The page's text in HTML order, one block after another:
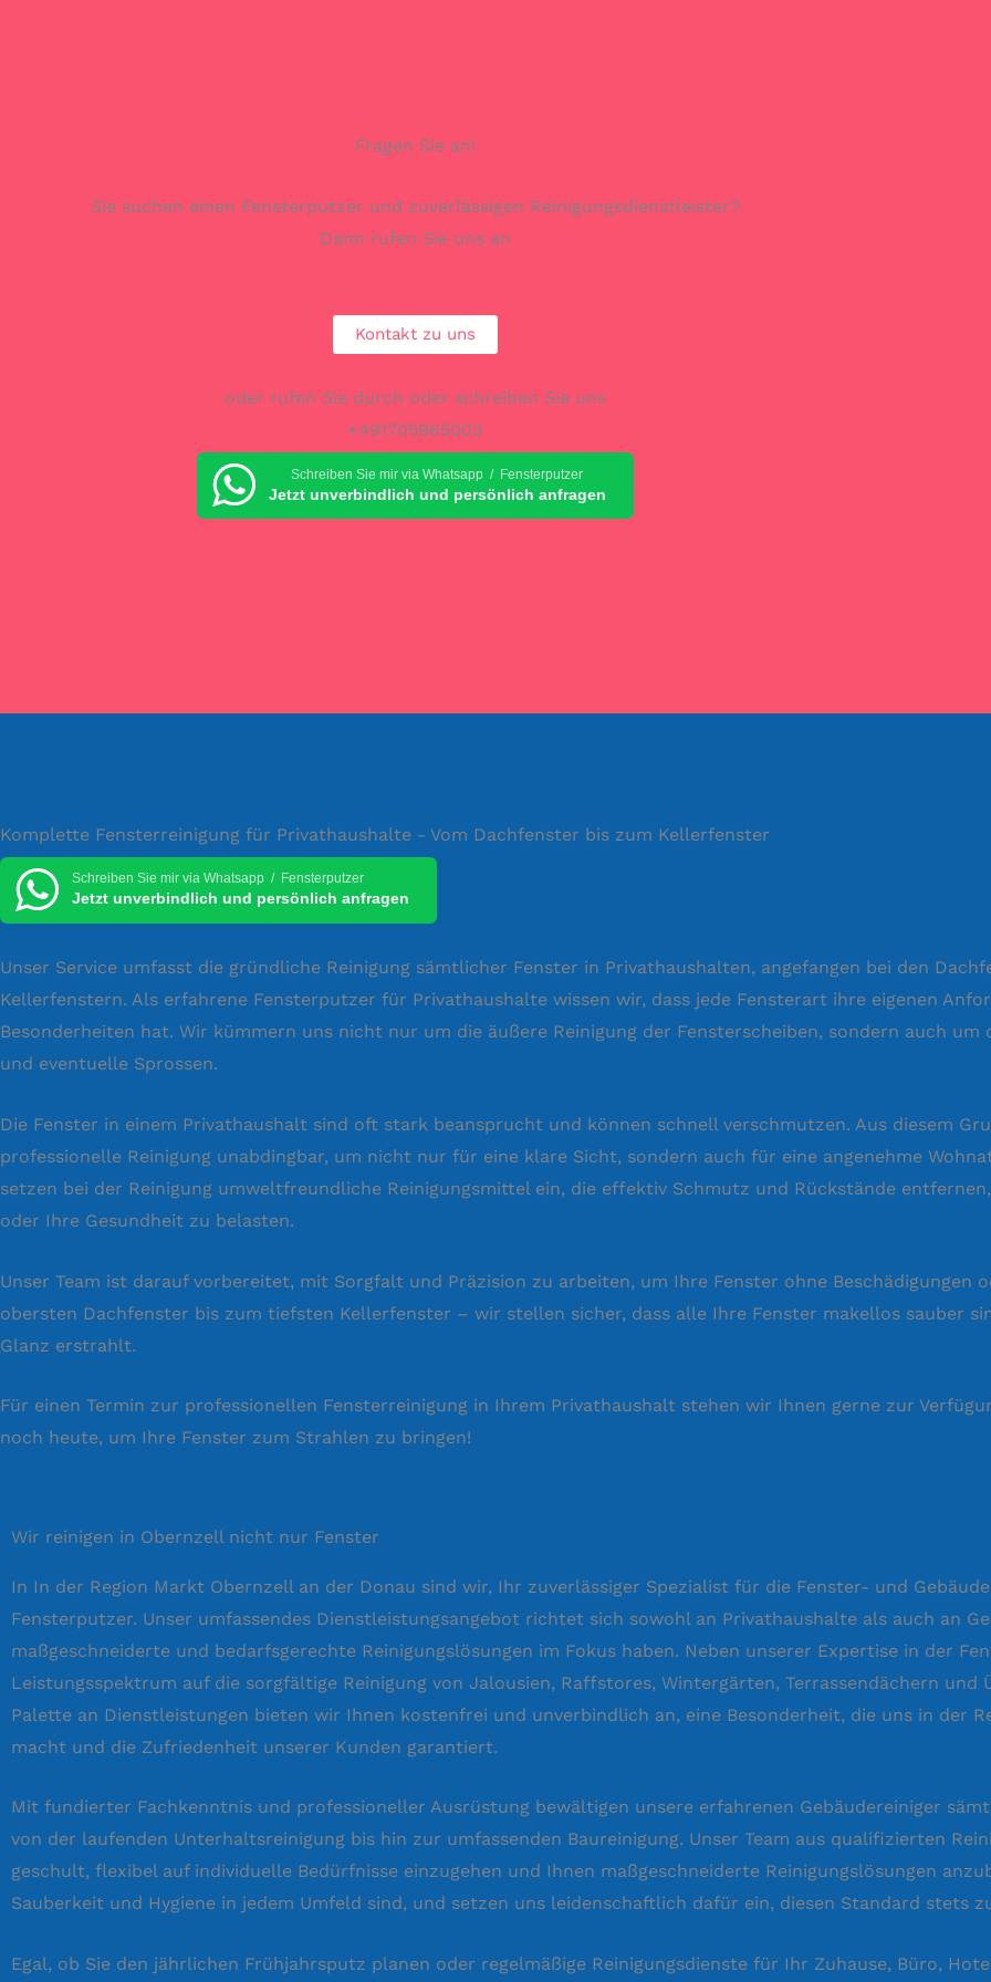
Fragen Sie an!
Sie suchen einen Fensterputzer und zuverlässigen Reinigungsdienstleister?
Dann rufen Sie uns an
Kontakt zu uns
oder rufen Sie durch oder schreiben Sie uns
+491705965003
Schreiben Sie mir via Whatsapp / Fensterputzer
Jetzt unverbindlich und persönlich anfragen
Komplette Fensterreinigung für Privathaushalte - Vom Dachfenster bis zum Kellerfenster
Schreiben Sie mir via Whatsapp / Fensterputzer
Jetzt unverbindlich und persönlich anfragen
Unser Service umfasst die gründliche Reinigung sämtlicher Fenster in Privathaushalten, angefangen bei den
Kellerfenstern. Als erfahrene Fensterputzer für Privathaushalte wissen wir, dass jede Fensterart ihre eigenen
Besonderheiten hat. Wir kümmern uns nicht nur um die äußere Reinigung der Fensterscheiben, sondern auch um
und eventuelle Sprossen.
Die Fenster in einem Privathaushalt sind oft stark beansprucht und können schnell verschmutzen. Aus diesem
professionelle Reinigung unabdingbar, um nicht nur für eine klare Sicht, sondern auch für eine angenehme
setzen bei der Reinigung umweltfreundliche Reinigungsmittel ein, die effektiv Schmutz und Rückstände
oder Ihre Gesundheit zu belasten.
Unser Team ist darauf vorbereitet, mit Sorgfalt und Präzision zu arbeiten, um Ihre Fenster ohne Beschädigungen
obersten Dachfenster bis zum tiefsten Kellerfenster – wir stellen sicher, dass alle Ihre Fenster makellos sauber
Glanz erstrahlt.
Für einen Termin zur professionellen Fensterreinigung in Ihrem Privathaushalt stehen wir Ihnen gerne zur
noch heute, um Ihre Fenster zum Strahlen zu bringen!
Wir reinigen in Obernzell nicht nur Fenster
In In der Region Markt Obernzell an der Donau sind wir, Ihr zuverlässiger Spezialist für die Fenster- und
Fensterputzer. Unser umfassendes Dienstleistungsangebot richtet sich sowohl an Privathaushalte als auch an
maßgeschneiderte und bedarfsgerechte Reinigungslösungen im Fokus haben. Neben unserer Expertise in der
Leistungsspektrum auf die sorgfältige Reinigung von Jalousien, Raffstores, Wintergärten, Terrassendächern und
Palette an Dienstleistungen bieten wir Ihnen kostenfrei und unverbindlich an, eine Besonderheit, die uns in der
macht und die Zufriedenheit unserer Kunden garantiert.
Mit fundierter Fachkenntnis und professioneller Ausrüstung bewältigen unsere erfahrenen Gebäudereiniger
von der laufenden Unterhaltsreinigung bis hin zur umfassenden Baureinigung. Unser Team aus qualifizierten
geschult, flexibel auf individuelle Bedürfnisse einzugehen und Ihnen maßgeschneiderte Reinigungslösungen
Sauberkeit und Hygiene in jedem Umfeld sind, und setzen uns leidenschaftlich dafür ein, diesen Standard stets
Egal, ob Sie den jährlichen Frühjahrsputz planen oder regelmäßige Reinigungsdienste für Ihr Zuhause, Büro,